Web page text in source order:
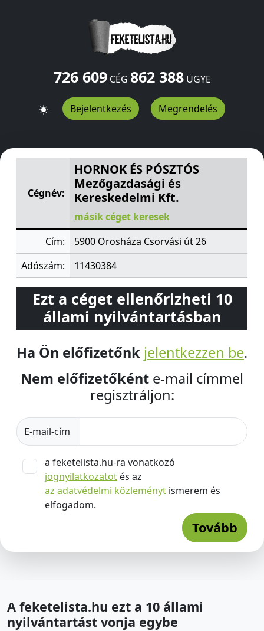
726 609CÉG 862 388ÜGYE
Bejelentkezés Megrendelés
HORNOK ÉS PÓSZTÓS Mezőgazdasági és
Cégnév:
HORNOK ÉS PÓSZTÓS
Mezőgazdasági és
Kereskedelmi Kft.
másik céget keresek
Cím:
5900 Orosháza Csorvási út 26
Adószám:
11430384
Ezt a céget ellenőrizheti 10
állami nyilvántartásban
Ha Ön előfizetőnk jelentkezzen be.
Nem előfizetőként e-mail címmel
regisztráljon:
E-mail-cím
a feketelista.hu-ra vonatkozó
jognyilatkozatot és az
az adatvédelmi közleményt ismerem és
elfogadom.
Tovább
A feketelista.hu ezt a 10 állami
nyilvántartást vonja egybe